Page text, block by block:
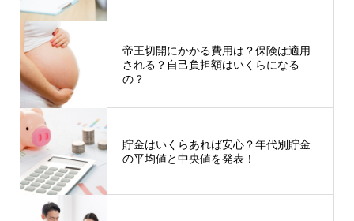
帝王切開にかかる費用は？保険は適用
される？自己負担額はいくらになる
の？
貯金はいくらあれば安心？年代別貯金
の平均値と中央値を発表！